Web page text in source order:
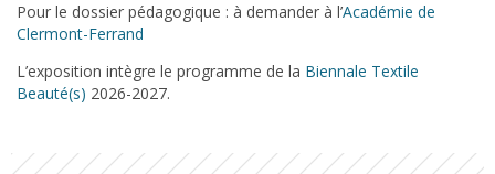
Pour le dossier pédagogique : à demander à l’Académie de
Clermont-Ferrand
L’exposition intègre le programme de la Biennale Textile
Beauté(s) 2026-2027.